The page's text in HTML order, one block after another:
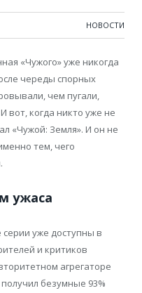
НОВОСТИ
«Чужого» уже никогда
череды спорных
чем пугали,
вот, когда никто уже не
«Чужой: Земля». И он не
тем, чего
ужаса
уже доступны в
и критиков
агрегаторе
безумные 93%